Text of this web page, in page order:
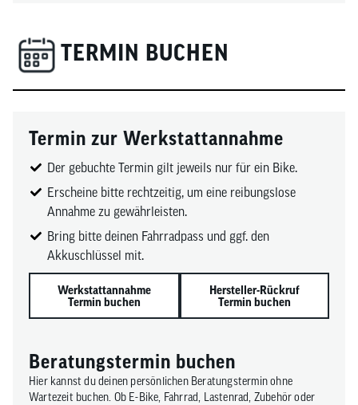
TERMIN BUCHEN
Termin zur Werkstattannahme
Der gebuchte Termin gilt jeweils nur für ein Bike.
Erscheine bitte rechtzeitig, um eine reibungslose
Annahme zu gewährleisten.
Bring bitte deinen Fahrradpass und ggf. den
Akkuschlüssel mit.
Werkstattannahme
Termin buchen
Hersteller-Rückruf
Termin buchen
Beratungstermin buchen
Hier kannst du deinen persönlichen Beratungstermin ohne
Wartezeit buchen. Ob E-Bike, Fahrrad, Lastenrad, Zubehör oder